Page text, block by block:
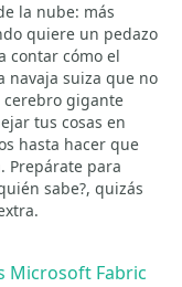
la nube: más
quiere un pedazo
contar cómo el
navaja suiza que no
cerebro gigante
tus cosas en
hasta hacer que
Prepárate para
sabe?, quizás
Microsoft Fabric